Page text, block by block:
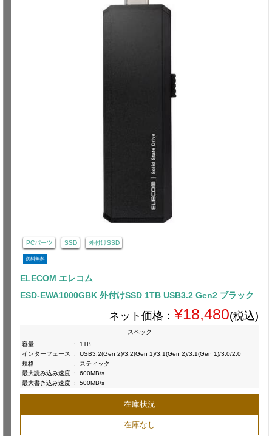
PCパーツ SSD 外付けSSD
送料無料
ELECOM エレコム
ESD-EWA1000GBK 外付けSSD 1TB USB3.2 Gen2 ブラック
ネット価格： ¥18,480(税込)
スペック
容量
:
1TB
インターフェース
:
USB3.2(Gen 2)/3.2(Gen 1)/3.1(Gen 2)/3.1(Gen 1)/3.0/2.0
規格
:
スティック
最大読み込み速度 :
600MB/s
最大書き込み速度 : 500MB/s
在庫状況
在庫なし